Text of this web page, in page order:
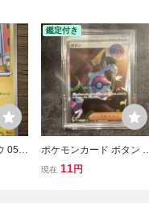
055/
鑑定付き
ポケモンカード ボタン S
AR SV4a 354/190 シャイ
現在 11円